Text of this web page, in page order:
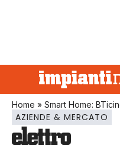
Home » Smart Home:
AZIENDE & MERCATO